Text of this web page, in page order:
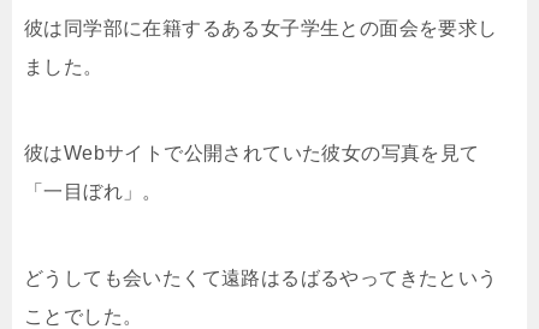
彼は同学部に在籍するある女子学生との面会を要求し
ました。
彼はWebサイトで公開されていた彼女の写真を見て
「一目ぼれ」。
どうしても会いたくて遠路はるばるやってきたという
ことでした。